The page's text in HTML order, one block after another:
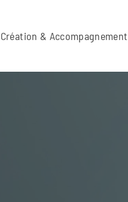
Création & Accompagnement